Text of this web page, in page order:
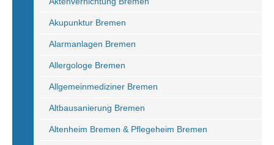
Akupunktur Bremen
Alarmanlagen Bremen
Allergologe Bremen
Allgemeinmediziner Bremen
Altbausanierung Bremen
Altenheim Bremen & Pflegeheim Bremen